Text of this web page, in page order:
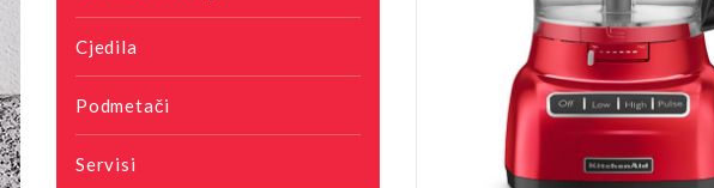
Cjedila
Podmetači
Servisi